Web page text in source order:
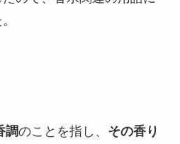
調のことを指し、 その香り